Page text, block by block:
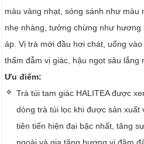
màu vàng nhạt, sóng sánh như màu
nhẹ nhàng, tưởng chừng như hương
áp. Vị trà mới đầu hơi chát, uống
thấm đẫm vị giác, hậu ngọt sâu lắng
Ưu điểm:
Trà túi tam giác HALITEA được
dòng trà túi lọc khi được sản xuất
tiên tiến hiện đại bậc nhất, tăng
ngoài và gia tăng hương vị đậm